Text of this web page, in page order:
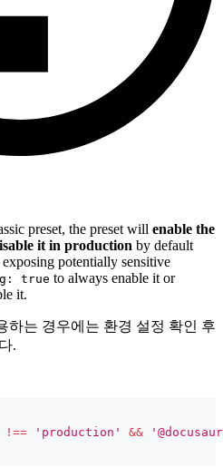
preset, the preset will enable the
it in production by default
potentially sensitive
true to always enable it or
it.
하는 경우에는 환경 설정 확인 후
.
!== 'production' &&